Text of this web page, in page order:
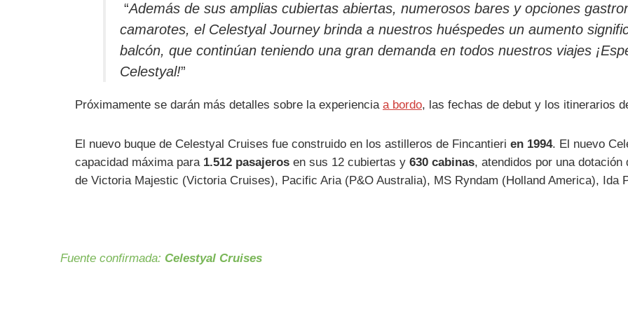
“Además de sus amplias cubiertas abiertas, numerosos bares y opciones
camarotes, el Celestyal Journey brinda a nuestros huéspedes un aumento
balcón, que continúan teniendo una gran demanda en todos nuestros viajes
Celestyal!”
Próximamente se darán más detalles sobre la experiencia a bordo, las fechas de debut y los itinerarios
El nuevo buque de Celestyal Cruises fue construido en los astilleros de Fincantieri en 1994. El nuevo
capacidad máxima para 1.512 pasajerosen sus 12 cubiertas y 630 cabinas, atendidos por una dotación
de Victoria Majestic (Victoria Cruises), Pacific Aria (P&O Australia), MS Ryndam (Holland America), Ida
Fuente confirmada: Celestyal Cruises